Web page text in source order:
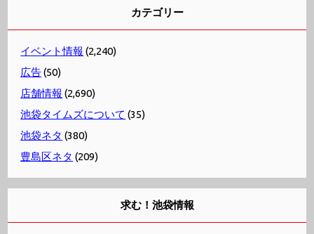
カテゴリー
イベント情報 (2,240)
広告(50)
店舗情報 (2,690)
池袋タイムズについて (35)
池袋ネタ (380)
豊島区ネタ (209)
求む！池袋情報